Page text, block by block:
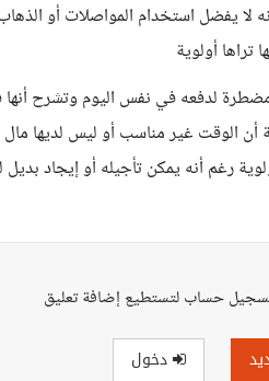
لا يفضل استخدام المواصلات أو
أولوية
مضطرة لدفعه في نفس اليوم وتشرح
غير مناسب أو ليس لديها مال
رغم أنه يمكن تأجيله أو إيجاد
حساب لتستطيع إضافة تعليق
دخول